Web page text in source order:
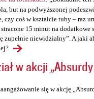
but na podwyższonej
czy coś w kształcie tuby – raz
15 minut na dodatkowe
zupełnie niewidzialny”. A jaki
w akcji
się w akcję